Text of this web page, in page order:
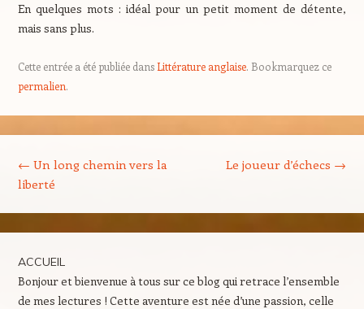
En quelques mots : idéal pour un petit moment de détente,
mais sans plus.
Cette entrée a été publiée dansLittérature anglaise. Bookmarquez ce
permalien.
← Un long chemin vers la
liberté
Le joueur d’échecs →
ACCUEIL
Bonjour et bienvenue à tous sur ce blog qui retrace l’ensemble
de mes lectures ! Cette aventure est née d’une passion, celle